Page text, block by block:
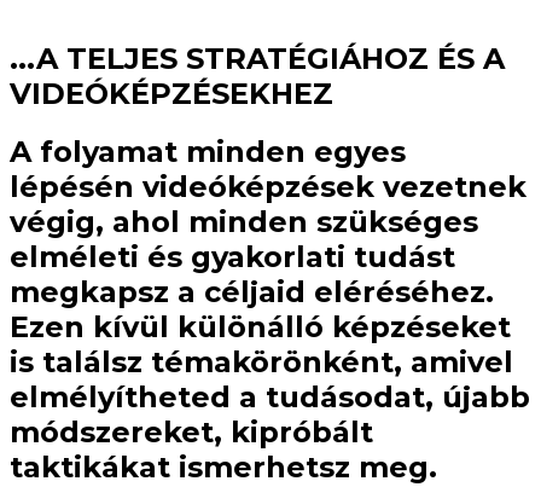
...A TELJES STRATÉGIÁHOZ ÉS A
VIDEÓKÉPZÉSEKHEZ
A folyamat minden egyes
lépésén videóképzések vezetnek
végig, ahol minden szükséges
elméleti és gyakorlati tudást
megkapsz a céljaid eléréséhez.
Ezen kívül különálló képzéseket
is találsz témakörönként, amivel
elmélyítheted a tudásodat, újabb
módszereket, kipróbált
taktikákat ismerhetsz meg.